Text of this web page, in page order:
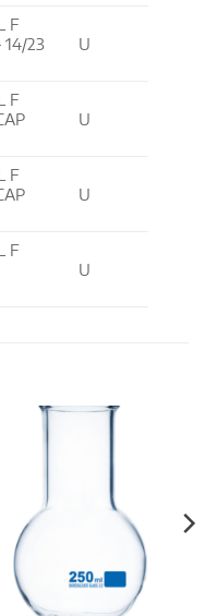
F
14/23
U
F
U
F
U
F
U